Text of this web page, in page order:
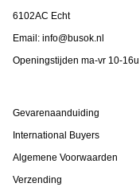
6102AC Echt
Email: info@busok.nl
Openingstijden ma-vr 10-
Gevarenaanduiding
International Buyers
Algemene Voorwaarden
Verzending